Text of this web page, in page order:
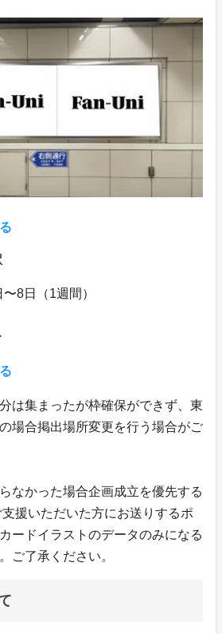
8日（1週間）
は集まったが枠確保ができず、東
場合掲出場所変更を行う場合がご
なかった場合企画成立を優先する
援いただいた方にお送りするポ
ードイラストのデータのみになる
ご了承ください。